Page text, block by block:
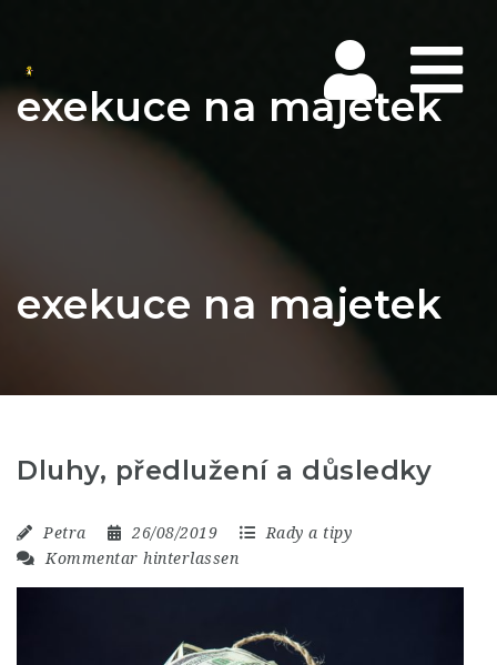
exekuce na majetek
exekuce na majetek
Dluhy, předlužení a důsledky
Petra 26/08/2019
Rady a tipy
Kommentar hinterlassen